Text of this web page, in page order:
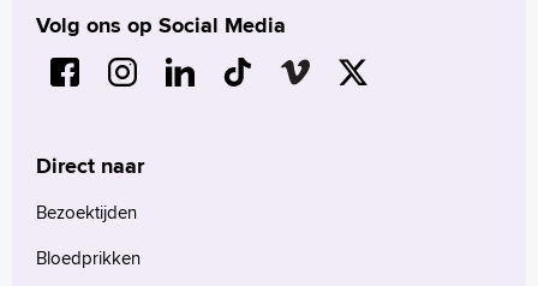
Volg ons op Social Media
Direct naar
Bezoektijden
Bloedprikken